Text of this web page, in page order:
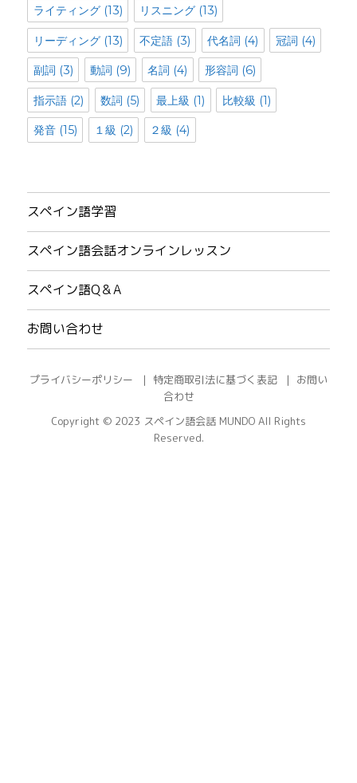
ライティング(13) リスニング (13)
リーディング(13) 不定語 (3) 代名詞 (4) 冠詞 (4)
副詞 (3) 動詞 (9) 名詞 (4) 形容詞 (6)
指示語(2) 数詞 (5) 最上級 (1) 比較級 (1)
発音(15) １級 (2) ２級 (4)
スペイン語学習
スペイン語会話オンラインレッスン
スペイン語Q＆A
お問い合わせ
プライバシーポリシー 特定商取引法に基づく表記
お問い
合わせ
Copyright © 2023 スペイン語会話 MUNDO All Rights
Reserved.